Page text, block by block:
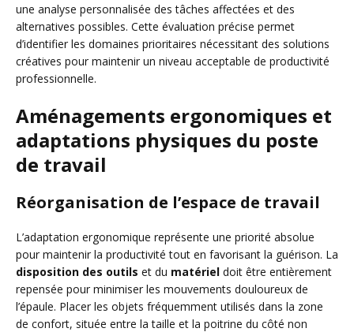
une analyse personnalisée des tâches affectées et des
alternatives possibles. Cette évaluation précise permet
d’identifier les domaines prioritaires nécessitant des solutions
créatives pour maintenir un niveau acceptable de productivité
professionnelle.
Aménagements ergonomiques et
adaptations physiques du poste
de travail
Réorganisation de l’espace de travail
L’adaptation ergonomique représente une priorité absolue
pour maintenir la productivité tout en favorisant la guérison. La
disposition des outils et du matériel doit être entièrement
repensée pour minimiser les mouvements douloureux de
l’épaule. Placer les objets fréquemment utilisés dans la zone
de confort, située entre la taille et la poitrine du côté non